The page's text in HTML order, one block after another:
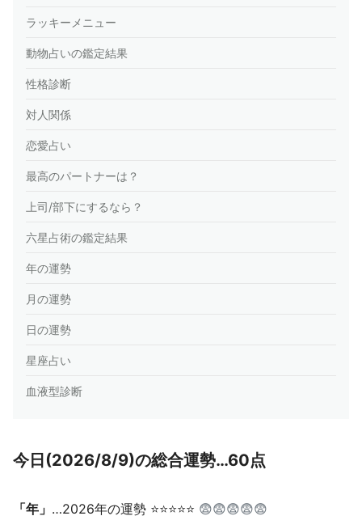
ラッキーメニュー
動物占いの鑑定結果
性格診断
対人関係
恋愛占い
最高のパートナーは？
上司/部下にするなら？
六星占術の鑑定結果
年の運勢
月の運勢
日の運勢
星座占い
血液型診断
今日(2026/8/9)の総合運勢…60点
「年」 …2026年の運勢 ⭐⭐⭐⭐⭐ 😨😨😨😨😨